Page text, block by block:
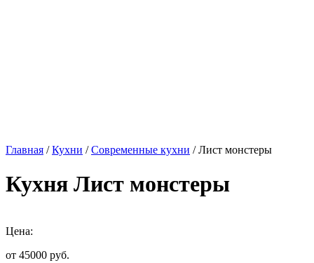
Главная /Кухни /Современные кухни / Лист монстеры
Кухня Лист монстеры
Цена:
от 45000 руб.